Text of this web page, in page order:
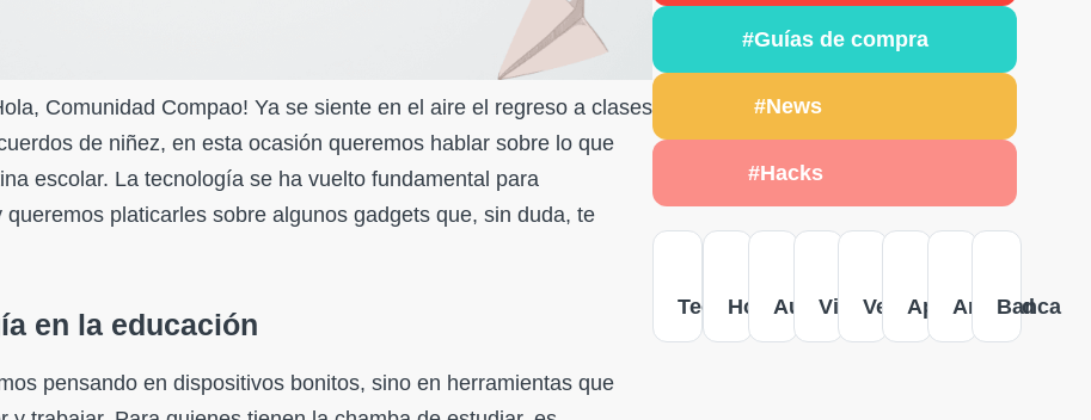
Comunidad Compao! Ya se siente en el aire el regreso a clases
de niñez, en esta ocasión queremos hablar sobre lo que
escolar. La tecnología se ha vuelto fundamental para
platicarles sobre algunos gadgets que, sin duda, te
en la educación
pensando en dispositivos bonitos, sino en herramientas que
#Guías de compra
#News
#Hacks
Tecnología
HogarAutosViajesVersusAppleAndroid
Banca